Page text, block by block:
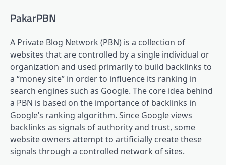
PakarPBN
A Private Blog Network (PBN) is a collection of
websites that are controlled by a single individual or
organization and used primarily to build backlinks to
a “money site” in order to influence its ranking in
search engines such as Google. The core idea behind
a PBN is based on the importance of backlinks in
Google’s ranking algorithm. Since Google views
backlinks as signals of authority and trust, some
website owners attempt to artificially create these
signals through a controlled network of sites.